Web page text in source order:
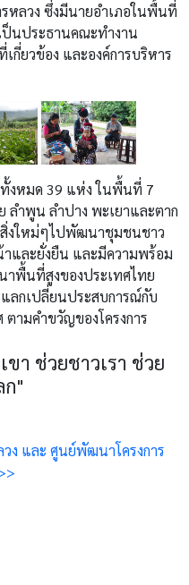
หลวง ซึ่งมีนายอำเภอในพื้นที่
ป็นประธานคณะทำงาน
กี่ยวข้อง และองค์การบริหาร
งหมด 39 แห่ง ในพื้นที่ 7
ลำพูน ลำปาง พะเยาและตาก
งใหม่ๆไปพัฒนาชุมชนชาว
าและยั่งยืน และมีความพร้อม
าพื้นที่สูงของประเทศไทย
ลกเปลี่ยนประสบการณ์กับ
ามคำขวัญของโครงการ
ขา ช่วยชาวเรา ช่วย
ก"
ง และ ศูนย์พัฒนาโครงการ